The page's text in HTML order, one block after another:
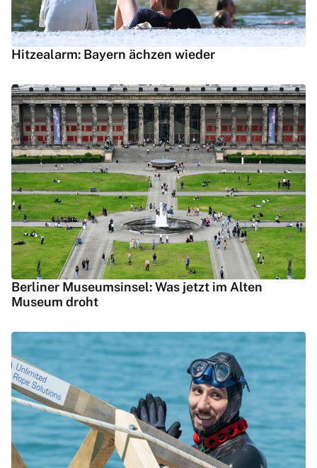
Hitzealarm: Bayern ächzen wieder
Berliner Museumsinsel: Was jetzt im Alten
Museum droht